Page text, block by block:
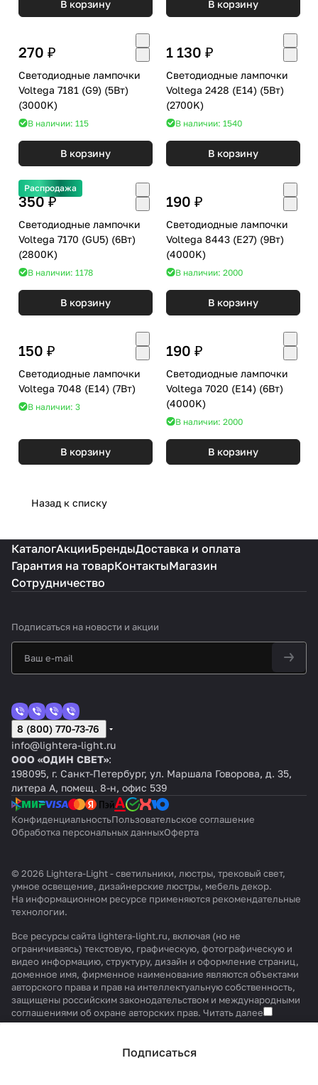
В корзину В корзину
270 ₽
Светодиодные лампочки
Voltega 7181 (G9) (5Вт)
(3000K)
В наличии: 115
В корзину
1 130 ₽
Светодиодные лампочки
Voltega 2428 (E14) (5Вт)
(2700K)
В наличии: 1540
В корзину
Распродажа
350 ₽
Светодиодные лампочки
Voltega 7170 (GU5) (6Вт)
(2800K)
В наличии: 1178
В корзину
190 ₽
Светодиодные лампочки
Voltega 8443 (E27) (9Вт)
(4000K)
В наличии: 2000
В корзину
150 ₽
Светодиодные лампочки
Voltega 7048 (E14) (7Вт)
В наличии: 3
В корзину
190 ₽
Светодиодные лампочки
Voltega 7020 (E14) (6Вт)
(4000K)
В наличии: 2000
В корзину
Назад к списку
Подписаться
КаталогАкцииБрендыДоставка и оплата
Гарантия на товарКонтактыМагазин
Сотрудничество
Подписаться на новости и акции
8 (800) 770-73-76
info@lightera-light.ru
ООО «ОДИН СВЕТ»:
198095, г. Санкт-Петербург, ул. Маршала Говорова, д. 35,
литера А, помещ. 8-н, офис 539
КонфиденциальностьПользовательское соглашение
Обработка персональных данныхОферта
© 2026 Lightera-Light - светильники, люстры, трековый свет,
умное освещение, дизайнерские люстры, мебель декор.
На информационном ресурсе применяются рекомендательные
технологии.
Все ресурсы сайта lightera-light.ru, включая (но не
ограничиваясь) текстовую, графическую, фотографическую и
видео информацию, структуру, дизайн и оформление страниц,
доменное имя, фирменное наименование являются объектами
авторского права и прав на интеллектуальную собственность,
защищены российским законодательством и международными
соглашениями об охране авторских прав. Читать далее